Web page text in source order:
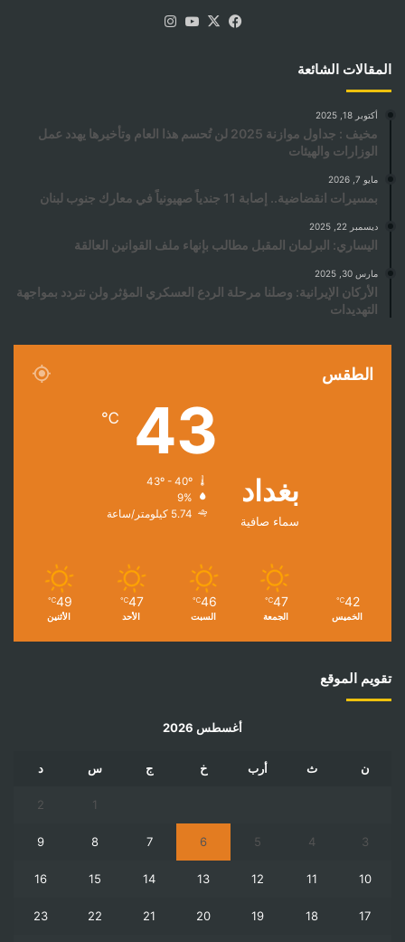
فيسبوك
‫X
‫YouTube
المقالات الشائعة
أكتوبر 18, 2025
مخيف : جداول موازنة 2025 لن تُحسم هذا العام وتأخيرها يهدد عمل
الوزارات والهيئات
مايو 7, 2026
بمسيرات انقضاضية.. إصابة 11 جندياً صهيونياً في معارك جنوب لبنان
ديسمبر 22, 2025
اليساري: البرلمان المقبل مطالب بإنهاء ملف القوانين العالقة
مارس 30, 2025
الأركان الإيرانية: وصلنا مرحلة الردع العسكري المؤثر ولن نتردد بمواجهة
التهديدات
الطقس
بغداد
سماء صافية
43
℃
9%
5.74 كيلومتر/ساعة
42
℃
الخميس
47
℃
الجمعة
46
℃
السبت
47
℃
الأحد
49
℃
الأثنين
تقويم الموقع
أغسطس 2026
ن ث أرب خ ج س د
1
2
3
4
5
6
7
8
9
10
11
12
13
14
15
16
17
18
19
20
21
22
23